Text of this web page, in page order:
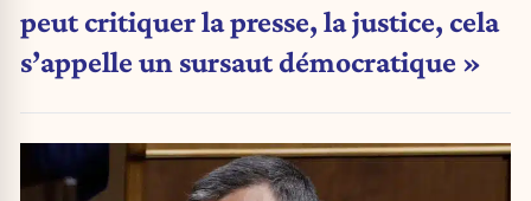
peut critiquer la presse, la justice, cela
s’appelle un sursaut démocratique »